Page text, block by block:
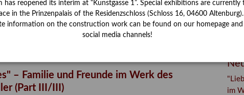
– Familie und Freunde im Werk des
(Part III/III)
im
has reopened its interim at “Kunstgasse 1”. Special exhibitions are currently
in the Prinzenpalais of the Residenzschloss (Schloss 16, 04600 Altenburg).
information on the construction work can be found on our homepage
social media channels!